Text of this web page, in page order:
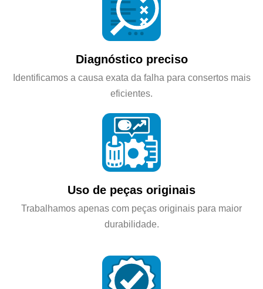
Diagnóstico preciso
Identificamos a causa exata da falha para consertos mais
eficientes.
Uso de peças originais
Trabalhamos apenas com peças originais para maior
durabilidade.